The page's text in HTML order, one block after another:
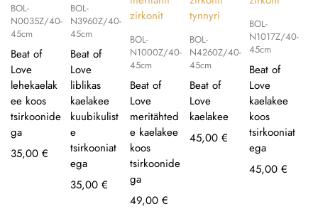
BOL-
N0035Z/40-
45cm
Beat of
Love
lehekaelak
ee koos
tsirkoonide
ga
35,00 €
BOL-
N3960Z/40-
45cm
Beat of
Love
liblikas
kaelakee
kuubikulist
e
tsirkooniat
ega
35,00 €
BOL-
N1000Z/40-
45cm
Beat of
Love
meritähted
e kaelakee
koos
tsirkoonide
ga
49,00 €
BOL-
N4260Z/40-
45cm
Beat of
Love
kaelakee
45,00 €
BOL-
N1017Z/40-
45cm
Beat of
Love
kaelakee
koos
tsirkooniat
ega
45,00 €